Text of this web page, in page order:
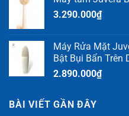
3.290.000₫
Máy Rửa Mặt
Bật Bụi Bẩn Trên
2.890.000₫
BÀI VIẾT GẦN ĐÂY